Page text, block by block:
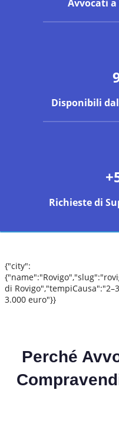
Avvocati
Disponibili
Richieste di
{"city":
di
3.000 euro"}}
Perché